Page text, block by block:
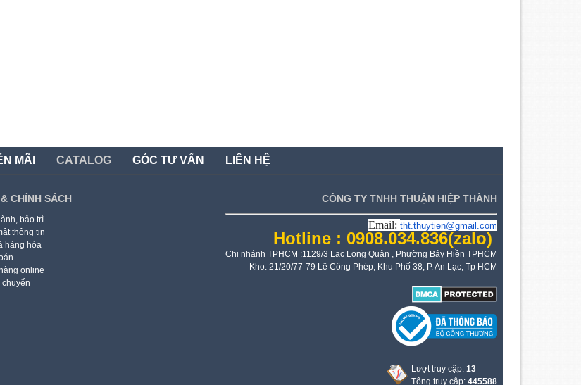
MÃI CATALOG GÓC TƯ VẤN LIÊN HỆ
CHÍNH SÁCH
bảo trì.
thông tin
hàng hóa
online
CÔNG TY TNHH THUẬN HIỆP THÀNH
Email: tht.thuytien@gmail.com
Hotline : 0908.034.836(zalo)
Chi nhánh TPHCM :1129/3 Lạc Long Quân , Phường Bảy Hiền TPHCM
Kho: 21/20/77-79 Lê Công Phép, Khu Phố 38, P. An Lạc, Tp HCM
Lượt truy cập: 13
Tổng truy cập: 445588